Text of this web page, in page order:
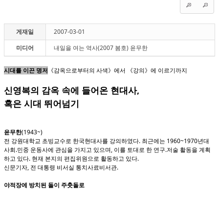
게재일
2007-03-01
미디어
내일을 여는 역사(2007 봄호) 윤무한
시대를 이끈 명저 《감옥으로부터의 사색》에서 《강의》에 이르기까지
신영복의 감옥 속에 들어온 현대사,
혹은 시대 뛰어넘기
윤무한(1943~)
전 강원대학교 초빙교수로 한국현대사를 강의하였다. 최근에는 1960~1970년대
사회.민중 운동사에 관심을 가지고 있으며, 이를 토대로 한 연구.저술 활동을 계획
하고 있다. 현재 본지의 편집위원으로 활동하고 있다.
신문기자, 전 대통령 비서실 통치사료비서관.
야적장에 방치된 돌이 주춧돌로